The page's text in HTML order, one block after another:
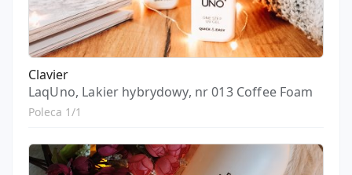
Clavier
LaqUno, Lakier hybrydowy, nr 013 Coffee Foam
Poleca 1/1